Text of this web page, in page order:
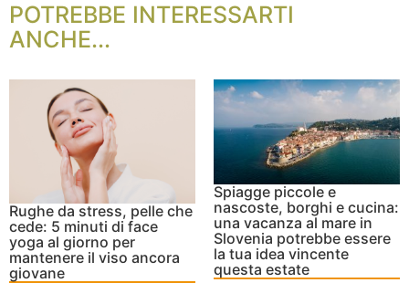
POTREBBE INTERESSARTI
ANCHE...
Rughe da stress, pelle che
cede: 5 minuti di face
yoga al giorno per
mantenere il viso ancora
giovane
Spiagge piccole e
nascoste, borghi e cucina:
una vacanza al mare in
Slovenia potrebbe essere
la tua idea vincente
questa estate